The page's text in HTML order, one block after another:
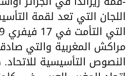
اللجان التي تعد لقمة
مراكش المغربية والتي
النصوص التأسيسية